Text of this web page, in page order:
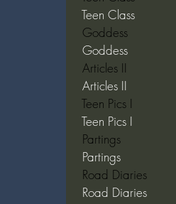
Teen Class
Goddess
Goddess
Articles II
Articles II
Teen Pics I
Teen Pics I
Partings
Partings
Road Diaries
Road Diaries